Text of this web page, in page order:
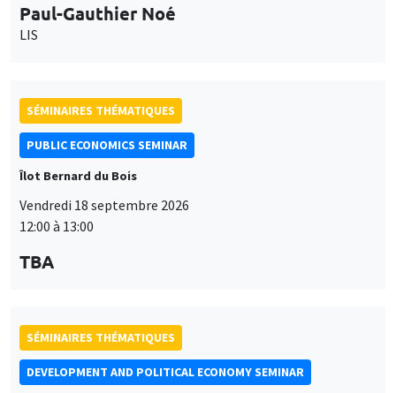
Paul-Gauthier Noé
LIS
SÉMINAIRES THÉMATIQUES
PUBLIC ECONOMICS SEMINAR
Îlot Bernard du Bois
Vendredi 18 septembre 2026
12:00 à 13:00
TBA
SÉMINAIRES THÉMATIQUES
DEVELOPMENT AND POLITICAL ECONOMY SEMINAR